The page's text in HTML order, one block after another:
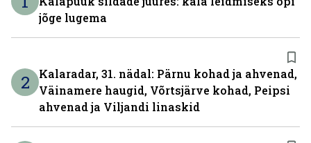
jõge lugema
2
Kalaradar, 31. nädal: Pärnu kohad ja ahvenad,
Väinamere haugid, Võrtsjärve kohad, Peipsi
ahvenad ja Viljandi linaskid